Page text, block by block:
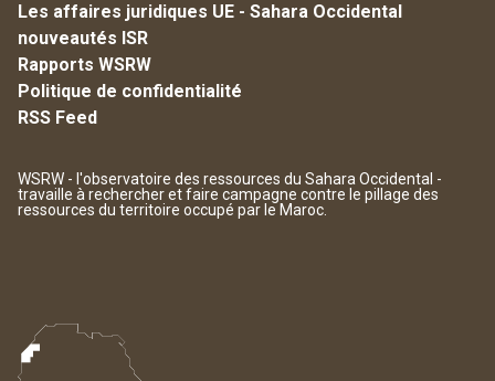
Les affaires juridiques UE - Sahara Occidental
nouveautés ISR
Rapports WSRW
Politique de confidentialité
RSS Feed
WSRW - l'observatoire des ressources du Sahara Occidental -
travaille à rechercher et faire campagne contre le pillage des
ressources du territoire occupé par le Maroc.